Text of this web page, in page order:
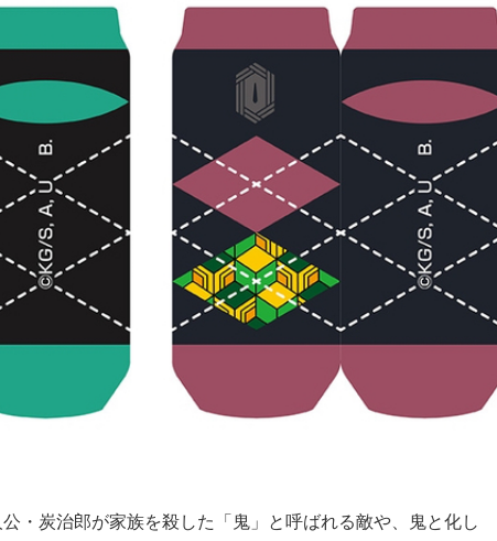
・炭治郎が家族を殺した「鬼」と呼ばれる敵や、鬼と化し